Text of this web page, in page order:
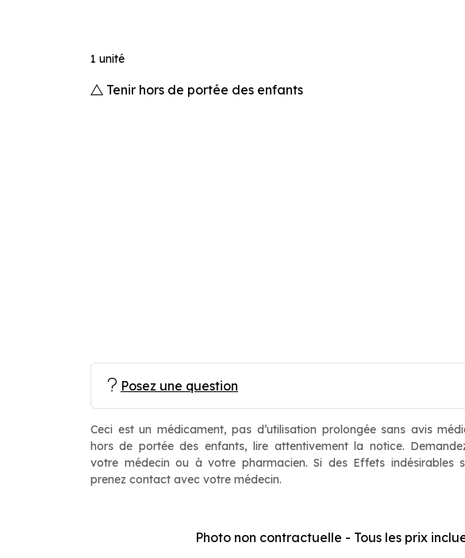
1 unité
Tenir hors de portée des enfants
Posez une question
Ceci est un médicament, pas d’utilisation prolongée sans avis
hors de portée des enfants, lire attentivement la notice.
votre médecin ou à votre pharmacien. Si des Effets indésirables
prenez contact avec votre médecin.
Photo non contractuelle - Tous les prix